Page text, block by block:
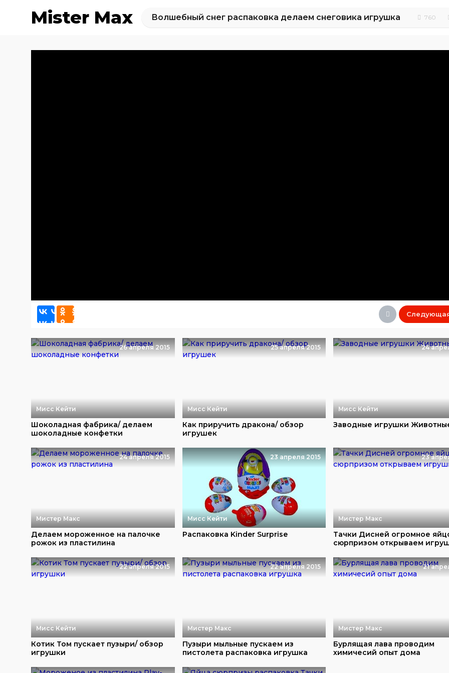
Mister Max Волшебный снег распаковка делаем снеговика игрушка 760
26 апреля 2015
Мисс Кейти
Шоколадная фабрика/ делаем
шоколадные конфетки
25 апреля 2015
Мисс Кейти
Как приручить дракона/ обзор
игрушек
24
Мисс Кейти
Заводные игрушки
24 апреля 2015
Мистер Макс
Делаем мороженное на палочке
рожок из пластилина
23 апреля 2015
Мисс Кейти
Распаковка Kinder Surprise
23
Мистер Макс
Тачки Дисней огромное
сюрпризом открываем
22 апреля 2015
Мисс Кейти
Котик Том пускает пузыри/ обзор
игрушки
22 апреля 2015
Мистер Макс
Пузыри мыльные пускаем из
пистолета распаковка игрушка
21
Мистер Макс
Бурлящая лава проводим
химичесий опыт дома